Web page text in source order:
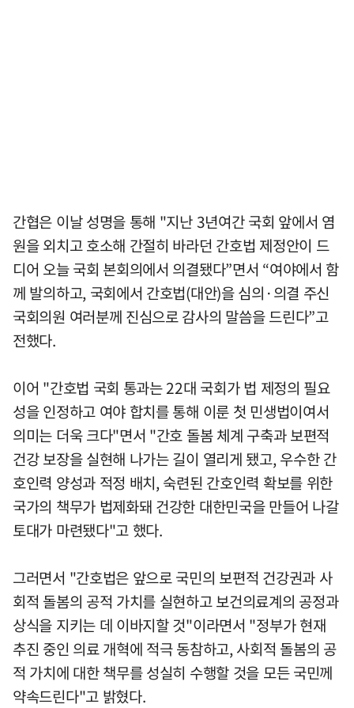
간협은 이날 성명을 통해 "지난 3년여간 국회 앞에서 염
원을 외치고 호소해 간절히 바라던 간호법 제정안이 드
디어 오늘 국회 본회의에서 의결됐다”면서 “여야에서 함
께 발의하고, 국회에서 간호법(대안)을 심의·의결 주신
국회의원 여러분께 진심으로 감사의 말씀을 드린다”고
전했다.
이어 "간호법 국회 통과는 22대 국회가 법 제정의 필요
성을 인정하고 여야 합치를 통해 이룬 첫 민생법이여서
의미는 더욱 크다"면서 "간호 돌봄 체계 구축과 보편적
건강 보장을 실현해 나가는 길이 열리게 됐고, 우수한 간
호인력 양성과 적정 배치, 숙련된 간호인력 확보를 위한
국가의 책무가 법제화돼 건강한 대한민국을 만들어 나갈
토대가 마련됐다"고 했다.
그러면서 "간호법은 앞으로 국민의 보편적 건강권과 사
회적 돌봄의 공적 가치를 실현하고 보건의료계의 공정과
상식을 지키는 데 이바지할 것"이라면서 "정부가 현재
추진 중인 의료 개혁에 적극 동참하고, 사회적 돌봄의 공
적 가치에 대한 책무를 성실히 수행할 것을 모든 국민께
약속드린다"고 밝혔다.